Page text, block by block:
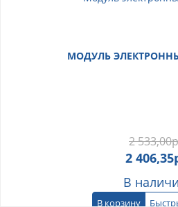
МОДУЛЬ
2 533,00
2 406,35
В
В корзину